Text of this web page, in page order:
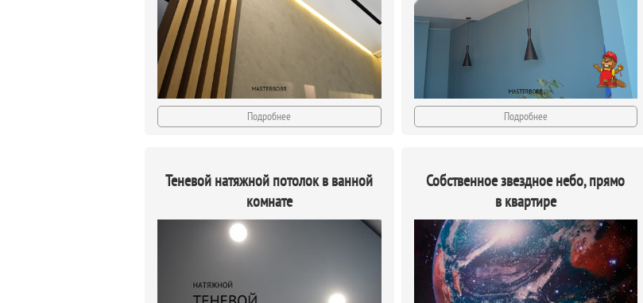
Подробнее Подробнее
Теневой натяжной потолок в ванной
комнате
Собственное звездное небо, прямо
в квартире